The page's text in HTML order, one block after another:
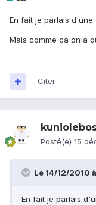
En fait je parlais
Mais comme ca on a
Citer
Posté(e) 15
Le 14/12/2010
En fait je parlais